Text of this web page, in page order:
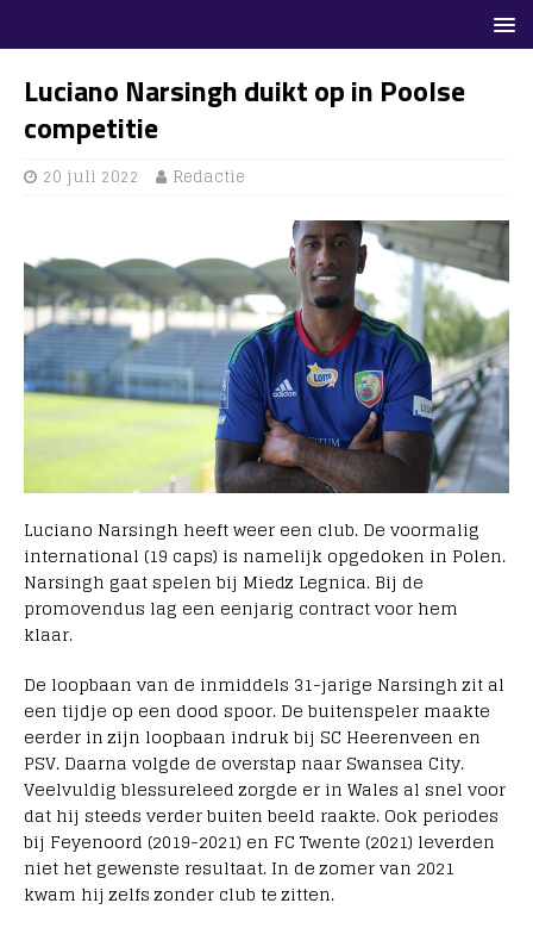
Luciano Narsingh duikt op in Poolse
competitie
20 juli 2022 Redactie
Luciano Narsingh heeft weer een club. De voormalig
international (19 caps) is namelijk opgedoken in Polen.
Narsingh gaat spelen bij Miedz Legnica. Bij de
promovendus lag een eenjarig contract voor hem
klaar.
De loopbaan van de inmiddels 31-jarige Narsingh zit al
een tijdje op een dood spoor. De buitenspeler maakte
eerder in zijn loopbaan indruk bij SC Heerenveen en
PSV. Daarna volgde de overstap naar Swansea City.
Veelvuldig blessureleed zorgde er in Wales al snel voor
dat hij steeds verder buiten beeld raakte. Ook periodes
bij Feyenoord (2019-2021) en FC Twente (2021) leverden
niet het gewenste resultaat. In de zomer van 2021
kwam hij zelfs zonder club te zitten.